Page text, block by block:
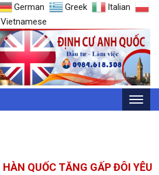
German Greek
Italian
Vietnamese
HÀN QUỐC TĂNG GẤP ĐÔI YÊU